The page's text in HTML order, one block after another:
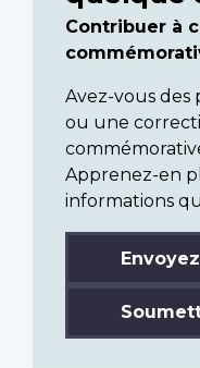
Contribuer à
Avez-vous des
ou une
Apprenez-en
informations